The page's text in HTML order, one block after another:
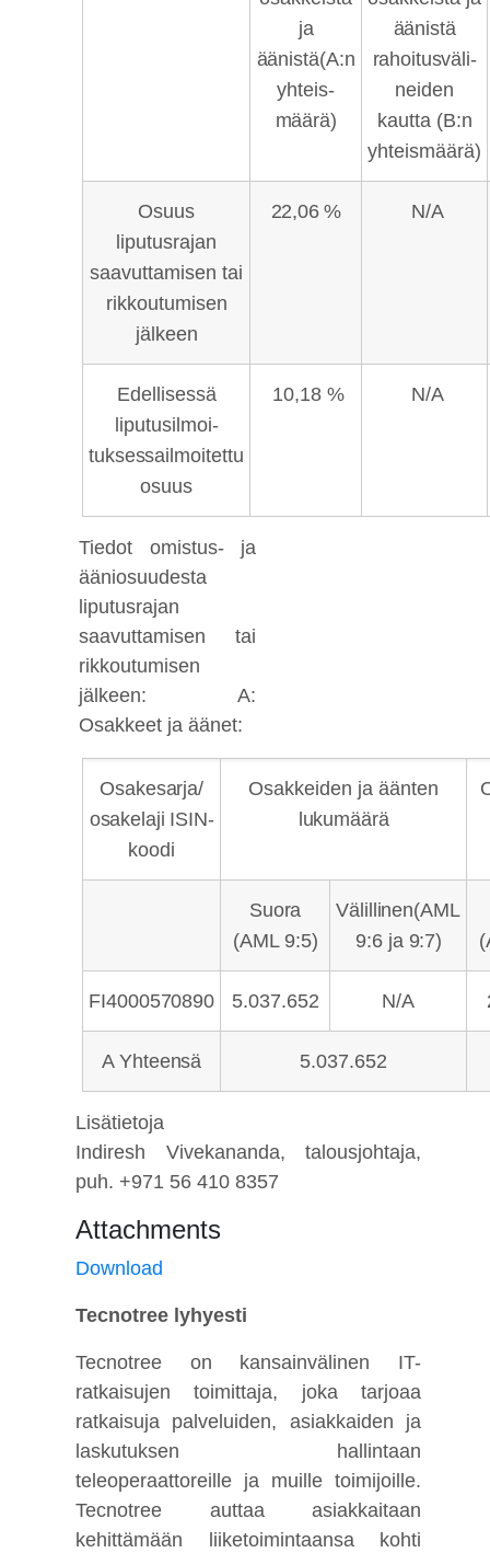
ja
äänistä(A:n
yhteis-
määrä)
äänistä
rahoitusväli-
neiden
kautta (B:n
yhteismäärä)
Osuus
liputusrajan
saavuttamisen tai
rikkoutumisen
jälkeen
22,06 % N/A
Edellisessä
liputusilmoi-
tuksessailmoitettu
osuus
10,18 % N/A
Tiedot omistus- ja
ääniosuudesta
liputusrajan
saavuttamisen tai
rikkoutumisen
jälkeen: A:
Osakkeet ja äänet:
Osakesarja/
osakelaji ISIN-
koodi
Osakkeiden ja äänten
lukumäärä
Suora
(AML 9:5)
Välillinen(AML
9:6 ja 9:7)
FI4000570890 5.037.652 N/A
AYhteensä 5.037.652
Lisätietoja
Indiresh Vivekananda, talousjohtaja,
puh. +971 56 410 8357
Attachments
Download
Tecnotree lyhyesti
Tecnotree on kansainvälinen IT-
ratkaisujen toimittaja, joka tarjoaa
ratkaisuja palveluiden, asiakkaiden ja
laskutuksen hallintaan
teleoperaattoreille ja muille toimijoille.
Tecnotree auttaa asiakkaitaan
kehittämään liiketoimintaansa kohti